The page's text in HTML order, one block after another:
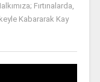
Fırtınalarda,
Kabararak Kay